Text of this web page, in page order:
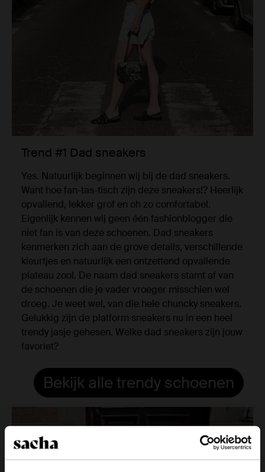
Trend #1 Dad sneakers
Yes. Natuurlijk beginnen wij bij de dad sneakers.
Want hoe fan-tas-tisch zijn deze sneakers!? Heerlijk
opvallend, lekker grof en oh zo comfortabel.
Eigenlijk kennen wij geen één fashionblogger die
niet fan is van deze schoenen. Dad sneakers
kenmerken zich aan de grove details, verschillende
kleurtjes en natuurlijk een ontzettend opvallende
plateau zool. De naam dad sneakers stamt af van
de schoenen die je vader vroeger misschien wel
droeg. Je weet wel, van die hele chuncky sneakers.
Gelukkig zijn de platform sneakers nu in een heel
trendy jasje gehesen. Welke dad sneakers zijn jouw
favoriet?
Bekijk alle trendy schoenen